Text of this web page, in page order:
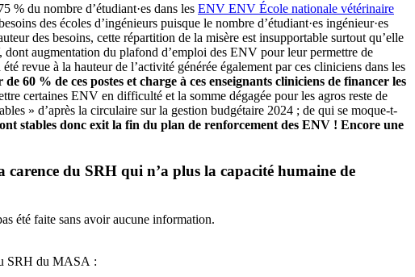
% du nombre d’étudiant·es dans les ENV ENV École nationale vétérinaire
des écoles d’ingénieurs puisque le nombre d’étudiant·es ingénieur·es
des besoins, cette répartition de la misère est insupportable surtout qu’elle
augmentation du plafond d’emploi des ENV pour leur permettre de
revue à la hauteur de l’activité générée également par ces cliniciens dans les
60 % de ces postes et charge à ces enseignants cliniciens de financer les
certaines ENV en difficulté et la somme dégagée pour les agros reste de
» d’après la circulaire sur la gestion budgétaire 2024 ; de qui se moque-t-
stables donc exit la fin du plan de renforcement des ENV ! Encore une
du SRH qui n’a plus la capacité humaine de
été faite sans avoir aucune information.
SRH du MASA :